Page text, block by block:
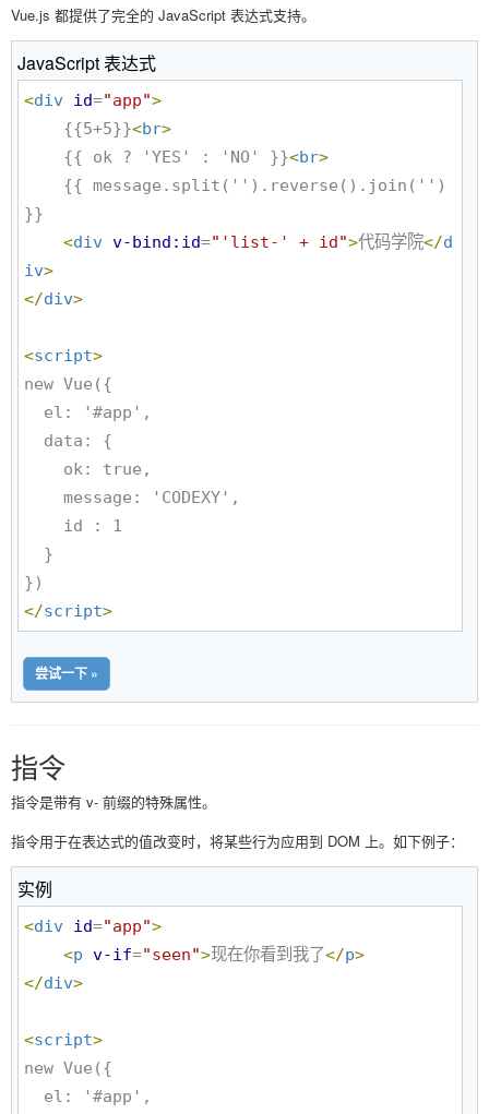
Vue.js 都提供了完全的 JavaScript 表达式支持。
JavaScript 表达式
<div id="app">
    {{5+5}}
<br>
    {{ ok ? 'YES' : 'NO' }}
<br>
}}
<div v-bind:id=" 'list-' + id">代码学院</d
iv>
</div>
<script>
new Vue({
</script>
尝试一下 »
指令
指令是带有 v- 前缀的特殊属性。
指令用于在表达式的值改变时，将某些行为应用到 DOM 上。如下例子：
实例
<div id="app">
<p v-if="seen">现在你看到我了</p>
</div>
<script>
new Vue({